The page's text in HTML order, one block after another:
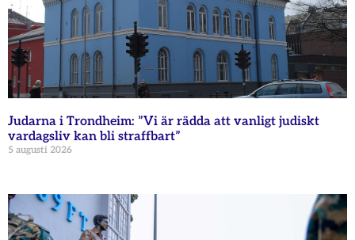
Judarna i Trondheim: ”Vi är rädda att vanligt judiskt
vardagsliv kan bli straffbart”
5 augusti 2026